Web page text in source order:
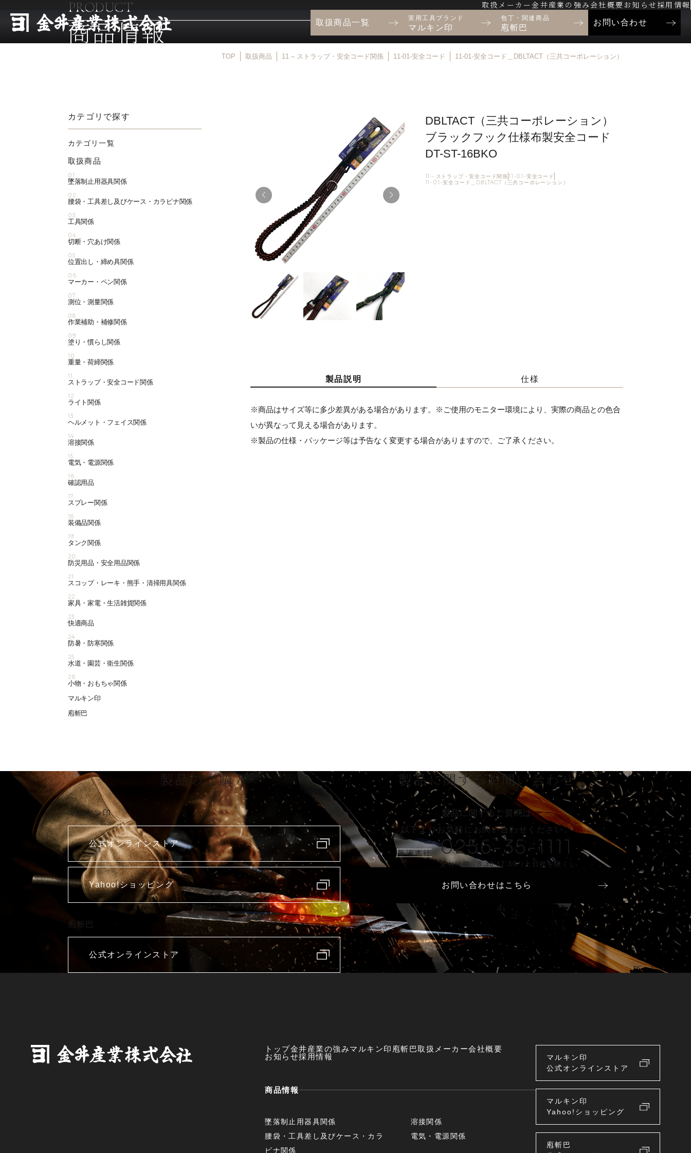
取扱メーカー金井産業の強み 会社概要お知らせ 採用情報
取扱商品一覧 実用工具ブランド
マルキン印
包丁・関連商品
庖斬巴
お問い合わせ
PRODUCT
商品情報
TOP 取扱商品 11 – ストラップ・安全コード関係 11-01-安全コード 11-01-安全コード＿DBLTACT（三共コーポレーション）
DBLTACT（三共コーポレーション）
ブラックフック仕様布製安全コード
DT-ST-16BKO
11 – ストラップ・安全コード関係11-01-安全コード
11-01-安全コード＿DBLTACT（三共コーポレーション）
製品説明 仕様
※商品はサイズ等に多少差異がある場合があります。※ご使用のモニター環境により、実際の商品との色合
いが異なって見える場合があります。
※製品の仕様・パッケージ等は予告なく変更する場合がありますので、ご了承ください。
カテゴリで探す
カテゴリ一覧
取扱商品
01
墜落制止用器具関係
02
腰袋・工具差し及びケース・カラビナ関係
03
工具関係
04
切断・穴あけ関係
05
位置出し・締め具関係
06
マーカー・ペン関係
07
測位・測量関係
08
作業補助・補修関係
09
塗り・慣らし関係
10
重量・荷締関係
11
ストラップ・安全コード関係
12
ライト関係
13
ヘルメット・フェイス関係
14
溶接関係
15
電気・電源関係
16
確認用品
17
スプレー関係
18
装備品関係
19
タンク関係
20
防災用品・安全用品関係
21
スコップ・レーキ・熊手・清掃用具関係
22
家具・家電・生活雑貨関係
23
快適商品
24
防暑・防寒関係
25
水道・園芸・衛生関係
26
小物・おもちゃ関係
マルキン印
庖斬巴
製品のご購入
マルキン印
公式オンラインストア
Yahoo!ショッピング
庖斬巴
公式オンラインストア
製品に関するお問い合わせ
製品に関するご質問は
以下よりお気軽に
お問い合わせください。
新潟本社 0256-35-1111
受付時間 8:30-17:30（土日祝を除く）
お問い合わせはこちら
トップ金井産業の強みマルキン印 庖斬巴取扱メーカー会社概要
お知らせ採用情報
商品情報
墜落制止用器具関係
腰袋・工具差し及びケース・カラ
ビナ関係
溶接関係
電気・電源関係
マルキン印
公式オンラインストア
マルキン印
Yahoo!ショッピング
庖斬巴